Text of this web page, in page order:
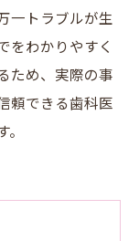
一トラブルが生
をわかりやすく
ため、実際の事
頼できる歯科医